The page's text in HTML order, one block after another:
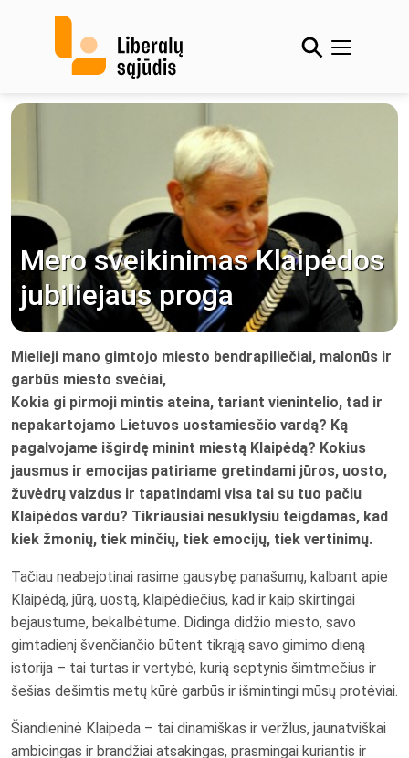
Mero sveikinimas Klaipėdos
jubiliejaus proga
Mielieji mano gimtojo miesto bendrapiliečiai, malonūs ir
garbūs miesto svečiai,
Kokia gi pirmoji mintis ateina, tariant vienintelio, tad ir
nepakartojamo Lietuvos uostamiesčio vardą? Ką
pagalvojame išgirdę minint miestą Klaipėdą? Kokius
jausmus ir emocijas patiriame gretindami jūros, uosto,
žuvėdrų vaizdus ir tapatindami visa tai su tuo pačiu
Klaipėdos vardu? Tikriausiai nesuklysiu teigdamas, kad
kiek žmonių, tiek minčių, tiek emocijų, tiek vertinimų.
Tačiau neabejotinai rasime gausybę panašumų, kalbant apie
Klaipėdą, jūrą, uostą, klaipėdiečius, kad ir kaip skirtingai
bejaustume, bekalbėtume. Didinga didžio miesto, savo
gimtadienį švenčiančio būtent tikrąją savo gimimo dieną
istorija – tai turtas ir vertybė, kurią septynis šimtmečius ir
šešias dešimtis metų kūrė garbūs ir išmintingi mūsų protėviai.
Šiandieninė Klaipėda – tai dinamiškas ir veržlus, jaunatviškai
ambicingas ir brandžiai atsakingas, prasmingai kuriantis ir